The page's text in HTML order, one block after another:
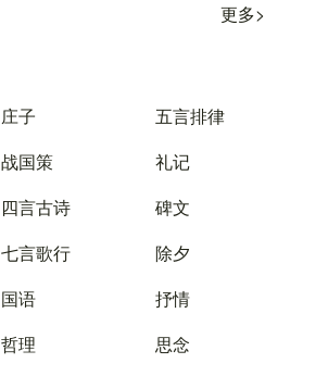
更多>
庄子
五言排律
战国策
礼记
四言古诗
碑文
七言歌行
除夕
国语
抒情
哲理
思念